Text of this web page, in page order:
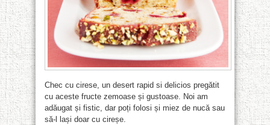
Chec cu cirese, un desert rapid si delicios pregătit
cu aceste fructe zemoase și gustoase. Noi am
adăugat și fistic, dar poți folosi și miez de nucă sau
să-l lași doar cu cireșe.